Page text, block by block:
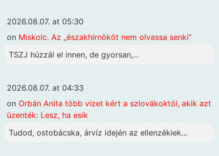
2026.08.07. at 05:30
on Miskolc. Az „északhirnököt nem olvassa senki”
TSZJ húzzál el innen, de gyorsan,...
2026.08.07. at 04:33
on Orbán Anita több vizet kért a szlovákoktól, akik azt
üzenték: Lesz, ha esik
Tudod, ostobácska, árvíz idején az ellenzékiek...